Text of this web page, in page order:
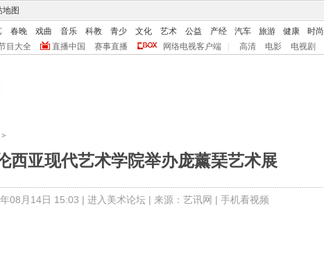
地图
春晚 戏曲 音乐 科教 青少 文化 艺术 公益 产经 汽车 旅游 健康 时尚
目大全 直播中国 赛事直播 网络电视客户端 高清 电影 电视剧
>
西亚现代艺术学院举办庞薰琹艺术展
08月14日 15:03 | 进入美术论坛| 来源：艺讯网 | 手机看视频